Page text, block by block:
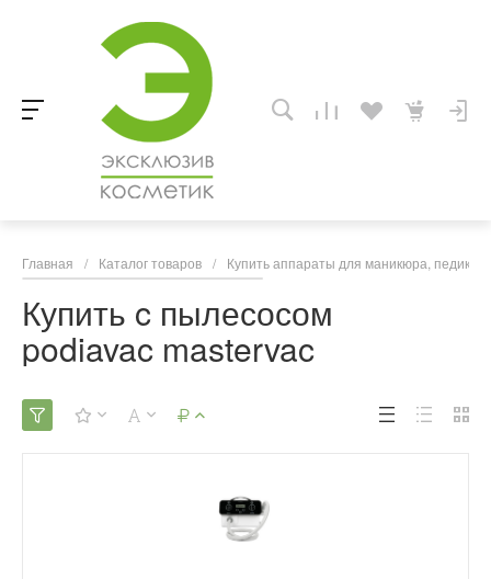
Главная / Каталог товаров / Купить аппараты для маникюра,
Купить c пылесосом
podiavac mastervac